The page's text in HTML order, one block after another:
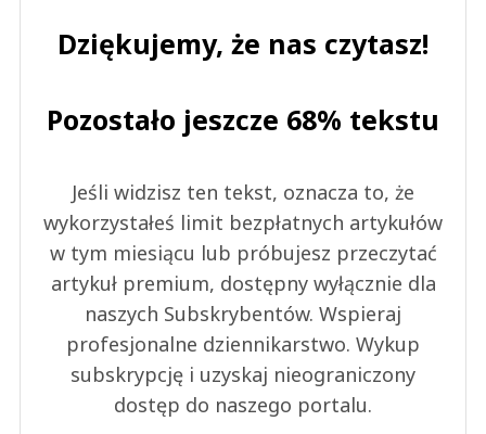
Dziękujemy, że nas czytasz!
Pozostało jeszcze 68% tekstu
Jeśli widzisz ten tekst, oznacza to, że
wykorzystałeś limit bezpłatnych artykułów
w tym miesiącu lub próbujesz przeczytać
artykuł premium, dostępny wyłącznie dla
naszych Subskrybentów. Wspieraj
profesjonalne dziennikarstwo. Wykup
subskrypcję i uzyskaj nieograniczony
dostęp do naszego portalu.